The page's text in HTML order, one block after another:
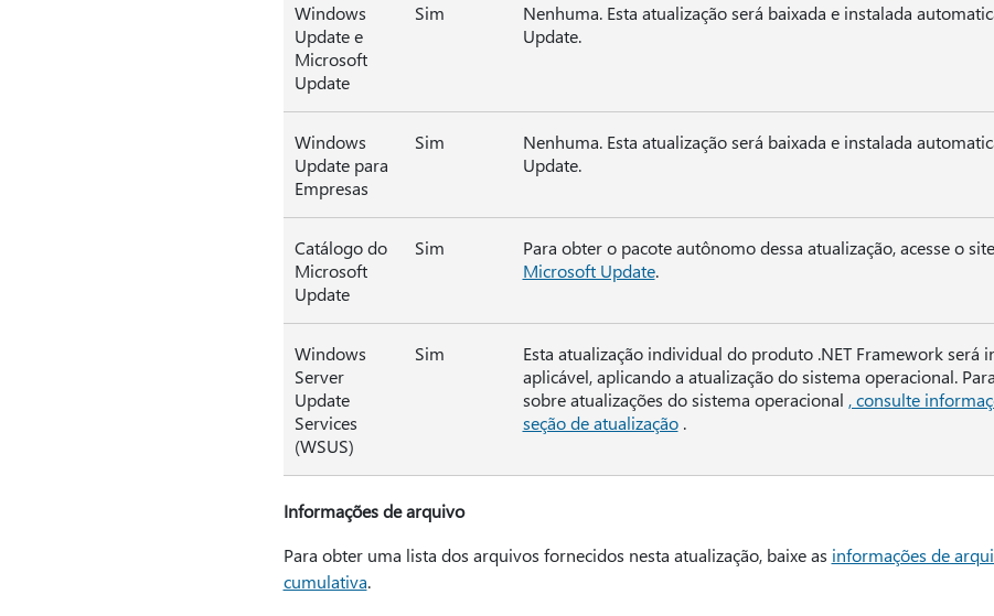
Windows
Update e
Microsoft
Update
Sim
Nenhuma. Esta atualização será baixada e instalada
Update.
Windows
Update para
Empresas
Sim
Nenhuma. Esta atualização será baixada e instalada
Update.
Catálogo do
Microsoft
Update
Sim Para obter o pacote autônomo dessa atualização, acesse o
Microsoft Update.
Windows
Server
Update
Services
(WSUS)
Sim
Esta atualização individual do produto .NET Framework será
aplicável, aplicando a atualização do sistema operacional.
sobre atualizações do sistema operacional , consulte
seção de atualização.
Informações de arquivo
Para obter uma lista dos arquivos fornecidos nesta atualização, baixe as informações de
cumulativa.